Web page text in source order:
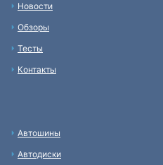
Новости
Обзоры
Тесты
Контакты
Автошины
Автодиски